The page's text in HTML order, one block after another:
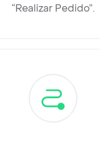
“Realizar Pedido”.